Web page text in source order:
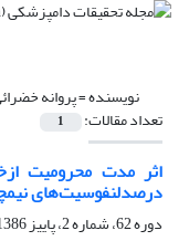
نویسنده =پروانه
تعداد مقالات: 1
اثر مدت محرومیت
درصدلنفوسیت‌های
دوره 62، شماره 2، پاییز 1386